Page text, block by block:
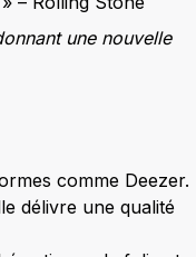
une nouvelle
comme Deezer.
délivre une qualité